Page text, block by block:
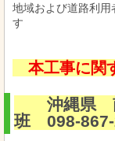
地域および道路利用
す
本工事に関
沖縄県 南
班 098-867-